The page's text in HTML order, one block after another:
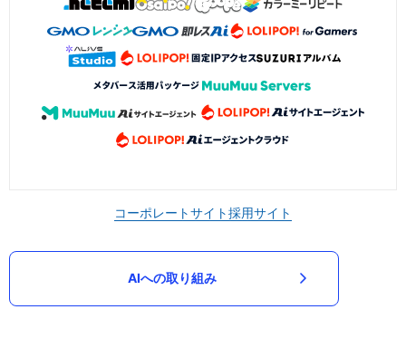
コーポレートサイト採用サイト
AIへの取り組み